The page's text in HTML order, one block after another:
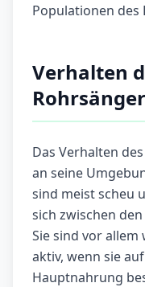
Populationen des
Verhalten
Das Verhalten
an seine
sind meist scheu
sich zwischen
Sie sind vor
aktiv, wenn sie
Hauptnahrung